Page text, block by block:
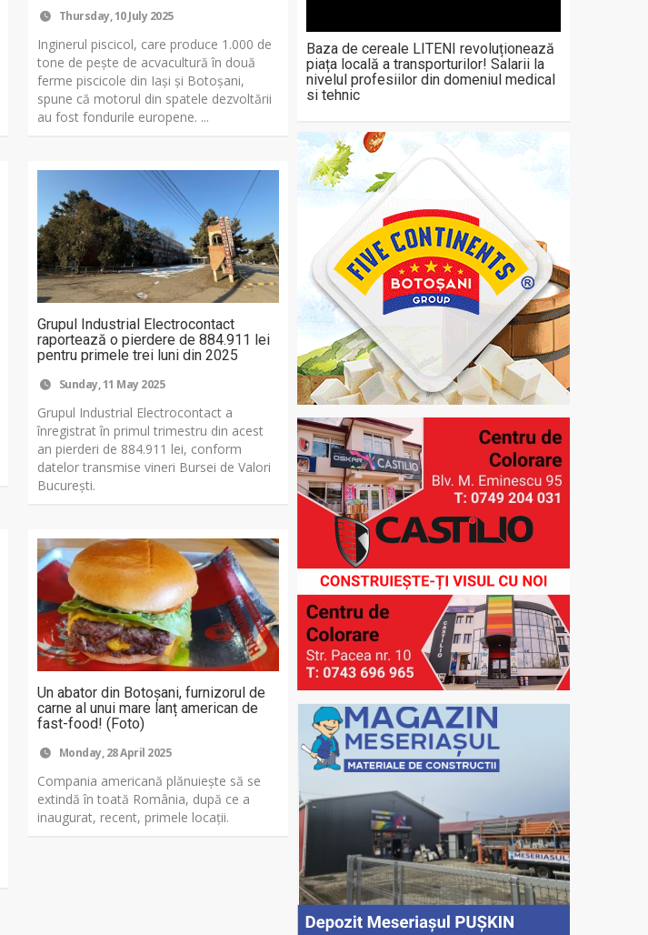
Thursday, 10 July 2025
Inginerul piscicol, care produce 1.000 de
tone de peşte de acvacultură în două
ferme piscicole din Iaşi şi Botoşani,
spune că motorul din spatele dezvoltării
au fost fondurile europene. ...
Grupul Industrial Electrocontact
raportează o pierdere de 884.911 lei
pentru primele trei luni din 2025
Sunday, 11 May 2025
Grupul Industrial Electrocontact a
înregistrat în primul trimestru din acest
an pierderi de 884.911 lei, conform
datelor transmise vineri Bursei de Valori
Bucureşti.
Un abator din Botoșani, furnizorul de
carne al unui mare lanț american de
fast-food! (Foto)
Monday, 28 April 2025
Compania americană plănuiește să se
extindă în toată România, după ce a
inaugurat, recent, primele locații.
Baza de cereale LITENI revoluționează
piața locală a transporturilor! Salarii la
nivelul profesiilor din domeniul medical
si tehnic